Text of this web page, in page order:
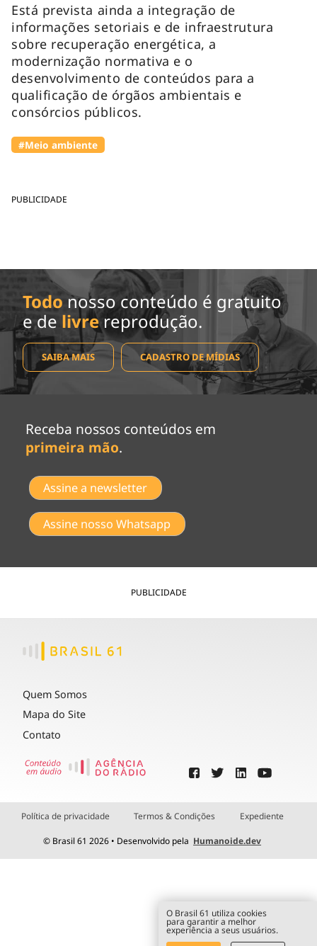
PUBLICIDADE
Está prevista ainda a integração de
informações setoriais e de infraestrutura
sobre recuperação energética, a
modernização normativa e o
desenvolvimento de conteúdos para a
qualificação de órgãos ambientais e
consórcios públicos.
#Meio ambiente
Todo nosso conteúdo é gratuito
e de livrereprodução.
SAIBA MAIS CADASTRO DE MÍDIAS
Receba nossos conteúdos em
primeira mão.
Assine a newsletter
Assine nosso Whatsapp
PUBLICIDADE
Quem Somos
Mapa do Site
Contato
Política de privacidade Termos & Condições Expediente
© Brasil 61 2026 • Desenvolvido pela Humanoide.dev
O Brasil 61 utiliza cookies
para garantir a melhor
experiência a seus usuários.